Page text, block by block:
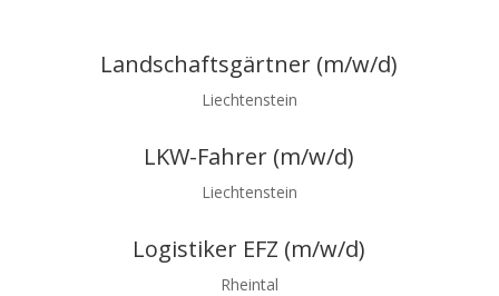
Landschaftsgärtner (m/w/d)
Liechtenstein
LKW-Fahrer (m/w/d)
Liechtenstein
Logistiker EFZ (m/w/d)
Rheintal